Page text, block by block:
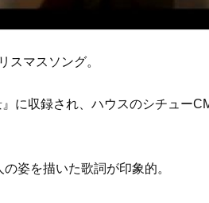
スマスソング。
に収録され、ハウスのシチュー
姿を描いた歌詞が印象的。